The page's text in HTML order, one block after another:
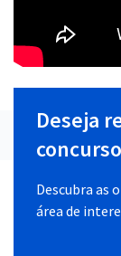
Deseja
Descubra as
área de